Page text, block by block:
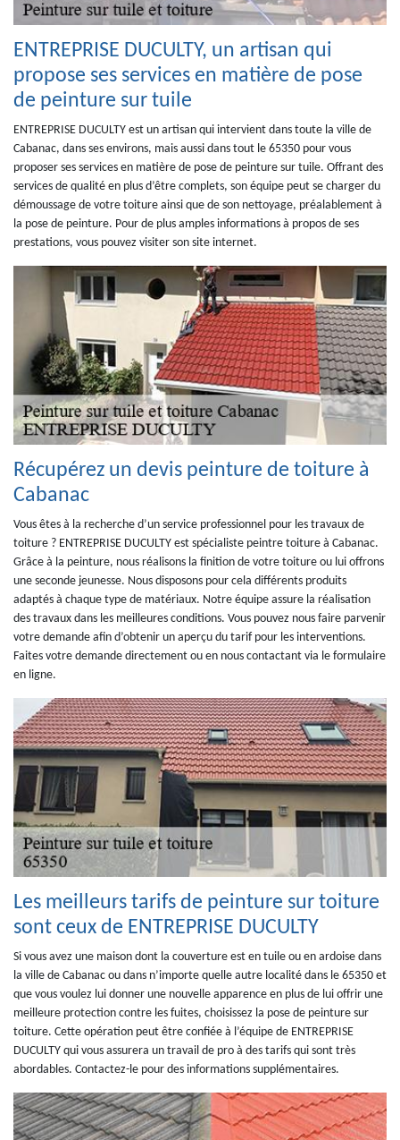
ENTREPRISE DUCULTY, un artisan qui
propose ses services en matière de pose
de peinture sur tuile
ENTREPRISE DUCULTY est un artisan qui intervient dans toute la ville de
Cabanac, dans ses environs, mais aussi dans tout le 65350 pour vous
proposer ses services en matière de pose de peinture sur tuile. Offrant des
services de qualité en plus d’être complets, son équipe peut se charger du
démoussage de votre toiture ainsi que de son nettoyage, préalablement à
la pose de peinture. Pour de plus amples informations à propos de ses
prestations, vous pouvez visiter son site internet.
Récupérez un devis peinture de toiture à
Cabanac
Vous êtes à la recherche d’un service professionnel pour les travaux de
toiture ? ENTREPRISE DUCULTY est spécialiste peintre toiture à Cabanac.
Grâce à la peinture, nous réalisons la finition de votre toiture ou lui offrons
une seconde jeunesse. Nous disposons pour cela différents produits
adaptés à chaque type de matériaux. Notre équipe assure la réalisation
des travaux dans les meilleures conditions. Vous pouvez nous faire parvenir
votre demande afin d’obtenir un aperçu du tarif pour les interventions.
Faites votre demande directement ou en nous contactant via le formulaire
en ligne.
Les meilleurs tarifs de peinture sur toiture
sont ceux de ENTREPRISE DUCULTY
Si vous avez une maison dont la couverture est en tuile ou en ardoise dans
la ville de Cabanac ou dans n’importe quelle autre localité dans le 65350 et
que vous voulez lui donner une nouvelle apparence en plus de lui offrir une
meilleure protection contre les fuites, choisissez la pose de peinture sur
toiture. Cette opération peut être confiée à l’équipe de ENTREPRISE
DUCULTY qui vous assurera un travail de pro à des tarifs qui sont très
abordables. Contactez-le pour des informations supplémentaires.